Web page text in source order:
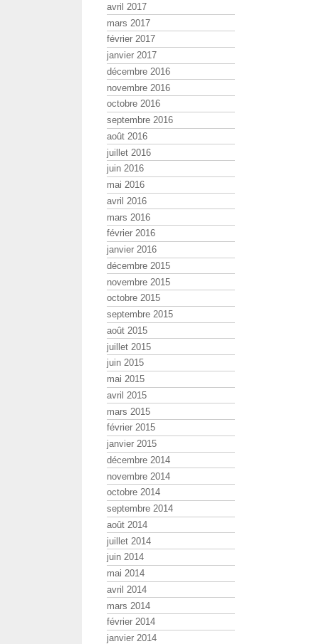
avril 2017
mars 2017
février 2017
janvier 2017
décembre 2016
novembre 2016
octobre 2016
septembre 2016
août 2016
juillet 2016
juin 2016
mai 2016
avril 2016
mars 2016
février 2016
janvier 2016
décembre 2015
novembre 2015
octobre 2015
septembre 2015
août 2015
juillet 2015
juin 2015
mai 2015
avril 2015
mars 2015
février 2015
janvier 2015
décembre 2014
novembre 2014
octobre 2014
septembre 2014
août 2014
juillet 2014
juin 2014
mai 2014
avril 2014
mars 2014
février 2014
janvier 2014